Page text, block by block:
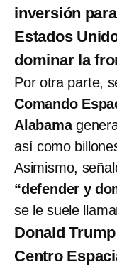
inversión
Estados
dominar la
Por otra parte,
Comando
Alabama
así como
Asimismo,
“defender y
se le suele
Donald
Centro